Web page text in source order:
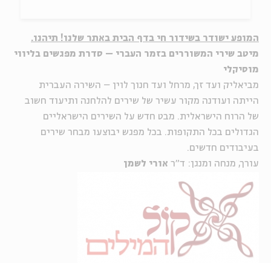
המופע ישודר בשידור חי בדף הבית באתר שלנו! תיהנו.
מיטב שירי המשוררים בזמר העברי – סדרת מפגשים בליווי
מוסיקלי
מביאליק ועד זך, מרחל ועד חנוך לוין – השירה העברית
הייתה ועודנה מקור עשיר של שירים להלחנה ותיעוד חשוב
של הרוח הישראלית. מבט חדש על השירים הישראליים
הגדולים בכל התקופות. בכל מפגש יבוצעו מבחר שירים
בעיבודים חדשים.
עורך, מנחה ומנגן: ד"ר אורי לשמן